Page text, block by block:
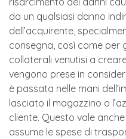
da un qualsiasi danno
dell’acquirente,
consegna, così come per
collaterali venutisi a
vengono prese in
è passata nelle mani
lasciato il magazzino o
cliente. Questo vale
assume le spese di